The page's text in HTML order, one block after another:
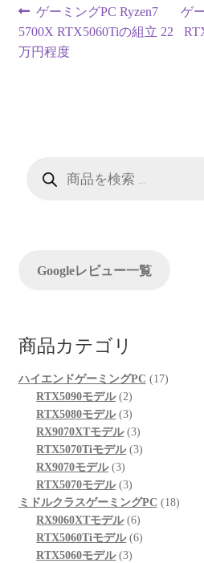
投
稿
ー
ン
前
の
投
ゲーミングPC Ryzen7
5700X RTX5060Tiの組立 22
万円程度
次
の
ゲ
Googleレビュー一覧
商品カテゴリ
ハイエンドゲーミングPC 1717
RTX5090モデル 22
個
の
商
RTX5080モデル 33
個
の
品
RX9070XTモデル 33
個
品
RTX5070Tiモデル 33
商
品
RX9070モデル 33
個
の
商
品
RTX5070モデル 33
個
の
商
品
ミドルクラスゲーミングPC 1818
RX9060XTモデル 66
個
RTX5060Tiモデル 66
RTX5060モデル 33